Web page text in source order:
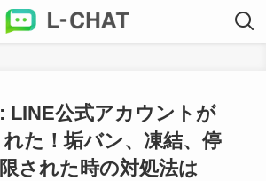
LINE公式アカウントが
た！垢バン、凍結、停
された時の対処法は